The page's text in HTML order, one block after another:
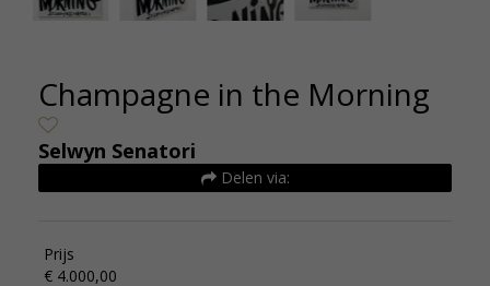
Champagne in the Morning
Selwyn Senatori
Delen via:
Prijs
€ 4.000,00